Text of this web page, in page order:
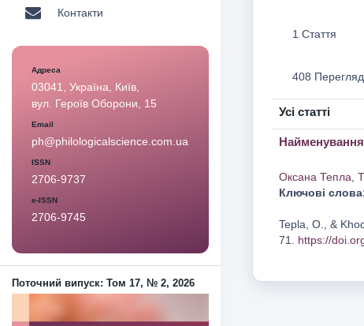
Контакти
Адреса
03041, Україна, Київ,
вул. Героїв Оборони, 15
Email
ph@philologicalscience.com.ua
ISSN
2706-9737
e-ISSN
2706-9745
Поточний випуск: Том 17, № 2, 2026
1 Стаття
408
Усі статті
Найменування
Оксана Тепла
Ключові
Tepla, O., &
71. https://